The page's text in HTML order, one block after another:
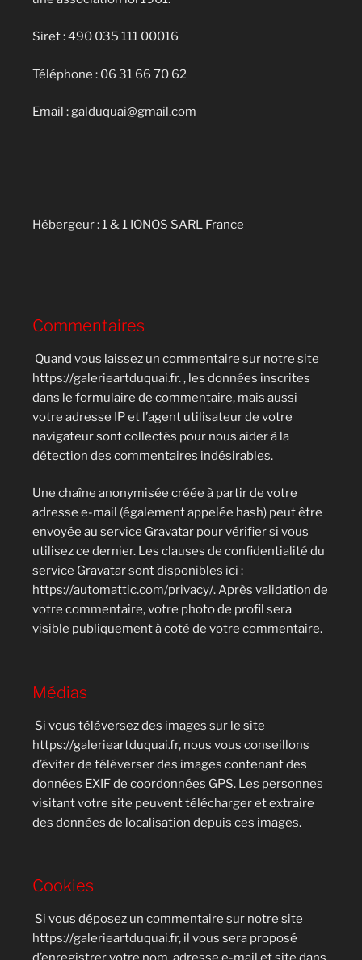
Siret : 490 035 111 00016
Téléphone : 06 31 66 70 62
Email : galduquai@gmail.com
Hébergeur : 1 & 1 IONOS SARL France
Commentaires
Quand vous laissez un commentaire sur notre site
https://galerieartduquai.fr. , les données inscrites
dans le formulaire de commentaire, mais aussi
votre adresse IP et l’agent utilisateur de votre
navigateur sont collectés pour nous aider à la
détection des commentaires indésirables.
Une chaîne anonymisée créée à partir de votre
adresse e-mail (également appelée hash) peut être
envoyée au service Gravatar pour vérifier si vous
utilisez ce dernier. Les clauses de confidentialité du
service Gravatar sont disponibles ici :
https://automattic.com/privacy/. Après validation de
votre commentaire, votre photo de profil sera
visible publiquement à coté de votre commentaire.
Médias
Si vous téléversez des images sur le site
https://galerieartduquai.fr, nous vous conseillons
d’éviter de téléverser des images contenant des
données EXIF de coordonnées GPS. Les personnes
visitant votre site peuvent télécharger et extraire
des données de localisation depuis ces images.
Cookies
Si vous déposez un commentaire sur notre site
https://galerieartduquai.fr, il vous sera proposé